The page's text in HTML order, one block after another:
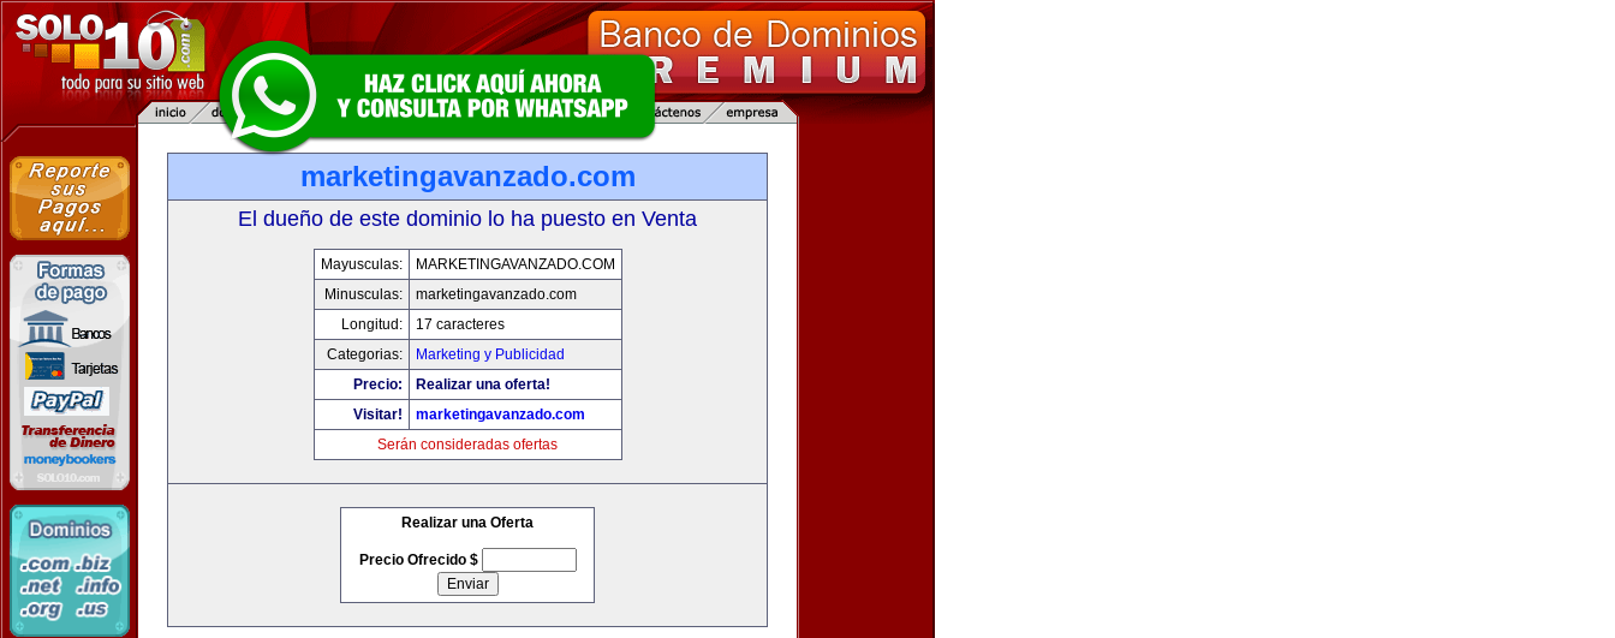
marketingavanzado.com
El dueño de este dominio lo ha puesto en Venta
Mayusculas:
MARKETINGAVANZADO.COM
Minusculas:
marketingavanzado.com
Longitud:
17 caracteres
Categorias:
Marketing y Publicidad
Precio:
Realizar una oferta!
Visitar!
marketingavanzado.com
Serán consideradas ofertas
Realizar una Oferta
Precio Ofrecido $